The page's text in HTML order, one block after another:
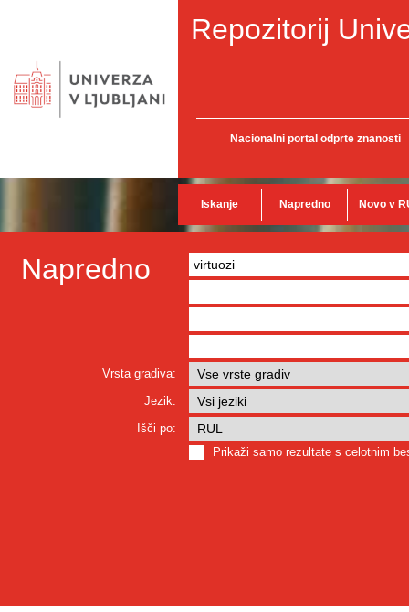
Repozitorij
Nacionalni portal odprte znanosti
Iskanje Napredno Novo v
Napredno
Vrsta gradiva:
Jezik:
Išči po:
Prikaži samo rezultate s celotnim